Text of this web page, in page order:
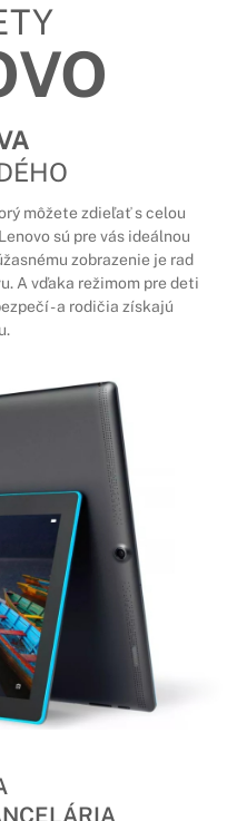
môžete zdieľať s celou
sú pre vás ideálnou
zobrazenie je rad
A vďaka režimom pre deti
- a rodičia získajú